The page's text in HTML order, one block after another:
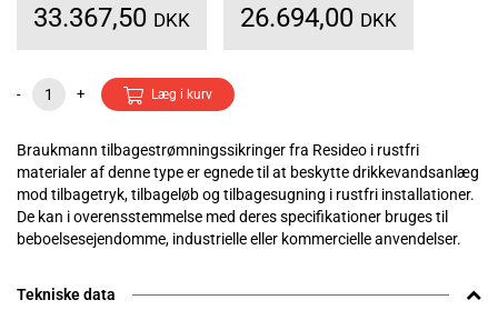
33.367,50 DKK 26.694,00 DKK
- + Læg i kurv
Braukmann tilbagestrømningssikringer fra Resideo i rustfri
materialer af denne type er egnede til at beskytte drikkevandsanlæg
mod tilbagetryk, tilbageløb og tilbagesugning i rustfri installationer.
De kan i overensstemmelse med deres specifikationer bruges til
beboelsesejendomme, industrielle eller kommercielle anvendelser.
Tekniske data